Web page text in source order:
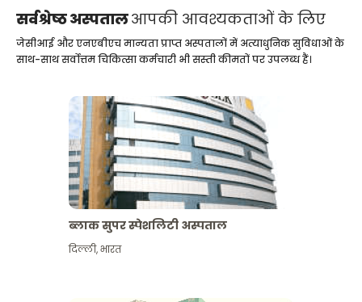
सर्वश्रेष्ठ अस्पतालआपकी आवश्यकताओं के लिए
जेसीआई और एनएबीएच मान्यता प्राप्त अस्पतालों में अत्याधुनिक सुविधाओं के
साथ-साथ सर्वोत्तम चिकित्सा कर्मचारी भी सस्ती कीमतों पर उपलब्ध हैं।
ब्लाक सुपर स्पेशलिटी अस्पताल
दिल्ली,भारत